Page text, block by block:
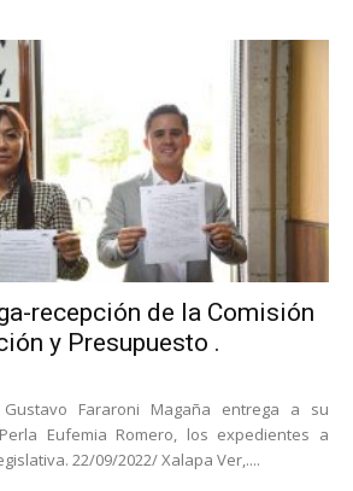
recepción de la Comisión
y Presupuesto .
Fararoni Magaña entrega a su
Eufemia Romero, los expedientes a
22/09/2022/ Xalapa Ver,....